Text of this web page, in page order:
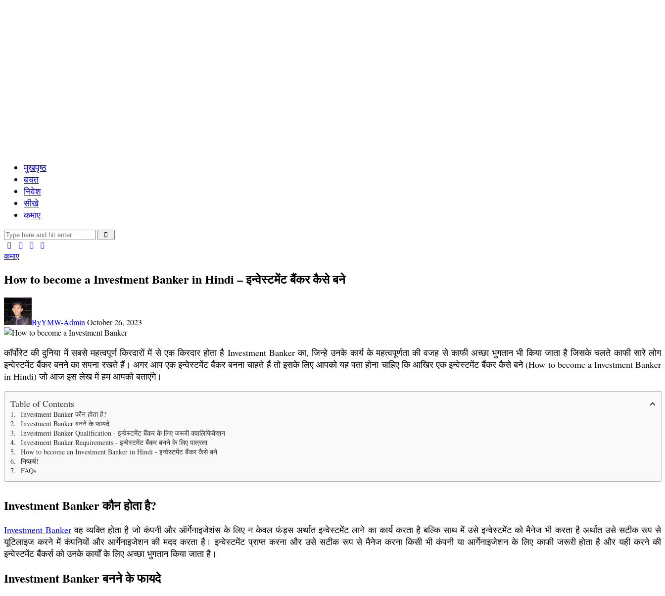
मुखपृष्ठ
बचत
निवेश
सीखे
कमाए
कमाए
How to become a Investment Banker in Hindi – इन्वेस्टमेंट बैंकर कैसे बने
ByYMW-AdminOctober 26, 2023
कॉर्पोरेट की दुनिया में सबसे महत्वपूर्ण किरदारों में से एक किरदार होता है Investment Banker का, जिन्हे उनके कार्य के महत्वपूर्णता की वजह से काफी अच्छा भुगतान भी किया जाता है जिसके चलते काफी सारे लोग
इन्वेस्टमेंट बैंकर बनने का सपना रखते हैं। अगर आप एक इन्वेस्टमेंट बैंकर बनना चाहते हैं तो इसके लिए आपको यह पता होना चाहिए कि आखिर एक इन्वेस्टमेंट बैंकर कैसे बने (How to become a Investment Banker
in Hindi) जो आज इस लेख में हम आपको बताएंगे।
Table of Contents
Investment Banker कौन होता है?
Investment Banker बनने के फायदे
Investment Banker Qualification - इन्वेस्टमेंट बैंकर के लिए जरूरी क्वालिफिकेशन
Investment Banker Requirements - इन्वेस्टमेंट बैंकर बनने के लिए पात्रता
How to become an Investment Banker in Hindi - इन्वेस्टमेंट बैंकर कैसे बने
निष्कर्ष!
FAQs
Investment Banker कौन होता है?
Investment Banker वह व्यक्ति होता है जो कंपनी और ऑर्गेनाइजेशंस के लिए न केवल फंड्स अर्थात इन्वेस्टमेंट लाने का कार्य करता है बल्कि साथ में उसे इन्वेस्टमेंट को मैनेज भी करता है अर्थात उसे सटीक रूप से
यूटिलाइज करने में कंपनियों और आर्गेनाइजेशन की मदद करता है। इन्वेस्टमेंट प्राप्त करना और उसे सटीक रूप से मैनेज करना किसी भी कंपनी या आर्गेनाइजेशन के लिए काफी जरूरी होता है और यही करने की
इन्वेस्टमेंट बैंकर्स को उनके कार्यों के लिए अच्छा भुगतान किया जाता है।
Investment Banker बनने के फायदे